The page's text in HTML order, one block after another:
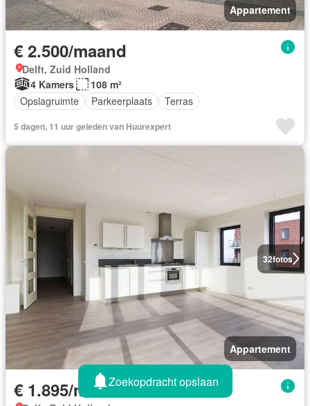
Appartement
€ 2.500/maand
Delft, Zuid Holland
4 Kamers
108 m²
Opslagruimte
Parkeerplaats Terras
5 dagen, 11 uur geleden van Huurexpert
32fotos
Appartement
€ 1.895/maandZoekopdracht opslaan